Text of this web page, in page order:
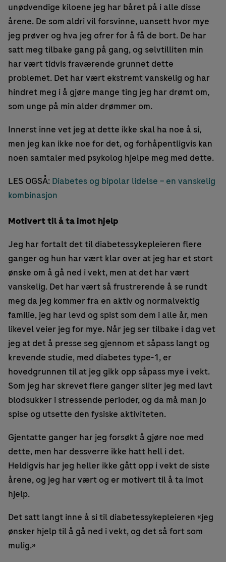
unødvendige kiloene jeg har båret på i alle disse
årene. De som aldri vil forsvinne, uansett hvor mye
jeg prøver og hva jeg ofrer for å få de bort. De har
satt meg tilbake gang på gang, og selvtilliten min
har vært tidvis fraværende grunnet dette
problemet. Det har vært ekstremt vanskelig og har
hindret meg i å gjøre mange ting jeg har drømt om,
som unge på min alder drømmer om.
Innerst inne vet jeg at dette ikke skal ha noe å si,
men jeg kan ikke noe for det, og forhåpentligvis kan
noen samtaler med psykolog hjelpe meg med dette.
LES OGSÅ: Diabetes og bipolar lidelse – en vanskelig
kombinasjon
Motivert til å ta imot hjelp
Jeg har fortalt det til diabetessykepleieren flere
ganger og hun har vært klar over at jeg har et stort
ønske om å gå ned i vekt, men at det har vært
vanskelig. Det har vært så frustrerende å se rundt
meg da jeg kommer fra en aktiv og normalvektig
familie, jeg har levd og spist som dem i alle år, men
likevel veier jeg for mye. Når jeg ser tilbake i dag vet
jeg at det å presse seg gjennom et såpass langt og
krevende studie, med diabetes type-1, er
hovedgrunnen til at jeg gikk opp såpass mye i vekt.
Som jeg har skrevet flere ganger sliter jeg med lavt
blodsukker i stressende perioder, og da må man jo
spise og utsette den fysiske aktiviteten.
Gjentatte ganger har jeg forsøkt å gjøre noe med
dette, men har dessverre ikke hatt hell i det.
Heldigvis har jeg heller ikke gått opp i vekt de siste
årene, og jeg har vært og er motivert til å ta imot
hjelp.
Det satt langt inne å si til diabetessykepleieren «jeg
ønsker hjelp til å gå ned i vekt, og det så fort som
mulig.»